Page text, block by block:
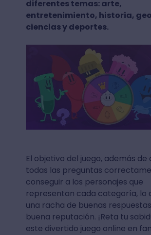
diferentes temas: arte,
entretenimiento, historia,
ciencias y deportes.
El objetivo del juego, además
todas las preguntas
conseguir a los personajes que
representan cada categoría, lo
una racha de buenas
buena reputación. ¡Reta tu
este divertido juego online en